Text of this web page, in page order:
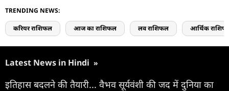
TRENDING NEWS:
करियर राशिफल आज का राशिफल लव राशिफल आर्थिक
Latest News in Hindi »
इतिहास बदलने की तैयारी... वैभव सूर्यवंशी की जद में दुनिया का